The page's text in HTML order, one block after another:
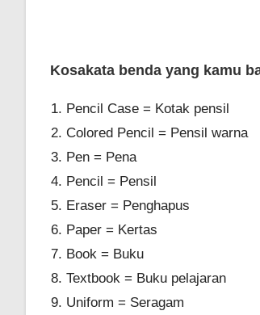
Kosakata benda yang kamu
Pencil Case = Kotak pensil
Colored Pencil = Pensil warna
Pen = Pena
Pencil = Pensil
Eraser = Penghapus
Paper = Kertas
Book = Buku
Textbook = Buku pelajaran
Uniform = Seragam